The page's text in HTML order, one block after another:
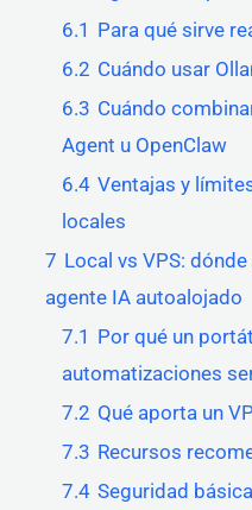
6.1 Para qué sirve
6.2 Cuándo usar
6.3 Cuándo
Agent u OpenClaw
6.4 Ventajas y
locales
7 Local vs VPS:
agente IA autoalojado
7.1 Por qué un
automatizaciones
7.2 Qué aporta un
7.3 Recursos
7.4 Seguridad